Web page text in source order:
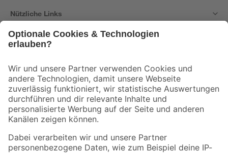
Nützliche Links
Der toom Newsletter: Keine Angebote und Aktionen mehr verpassen!
Zur Newsletter Anmeldung
Folge uns